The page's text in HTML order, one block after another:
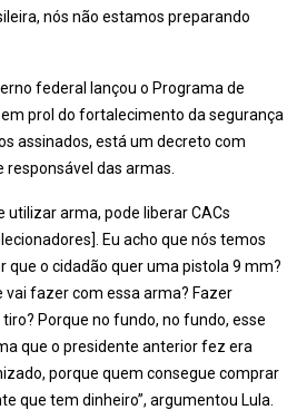
nós não estamos preparando
federal lançou o Programa de
prol do fortalecimento da segurança
assinados, está um decreto com
das armas.
utilizar arma, pode liberar CACs
Eu acho que nós temos
que o cidadão quer uma pistola 9 mm?
vai fazer com essa arma? Fazer
Porque no fundo, no fundo, esse
que o presidente anterior fez era
porque quem consegue comprar
que tem dinheiro”, argumentou Lula.